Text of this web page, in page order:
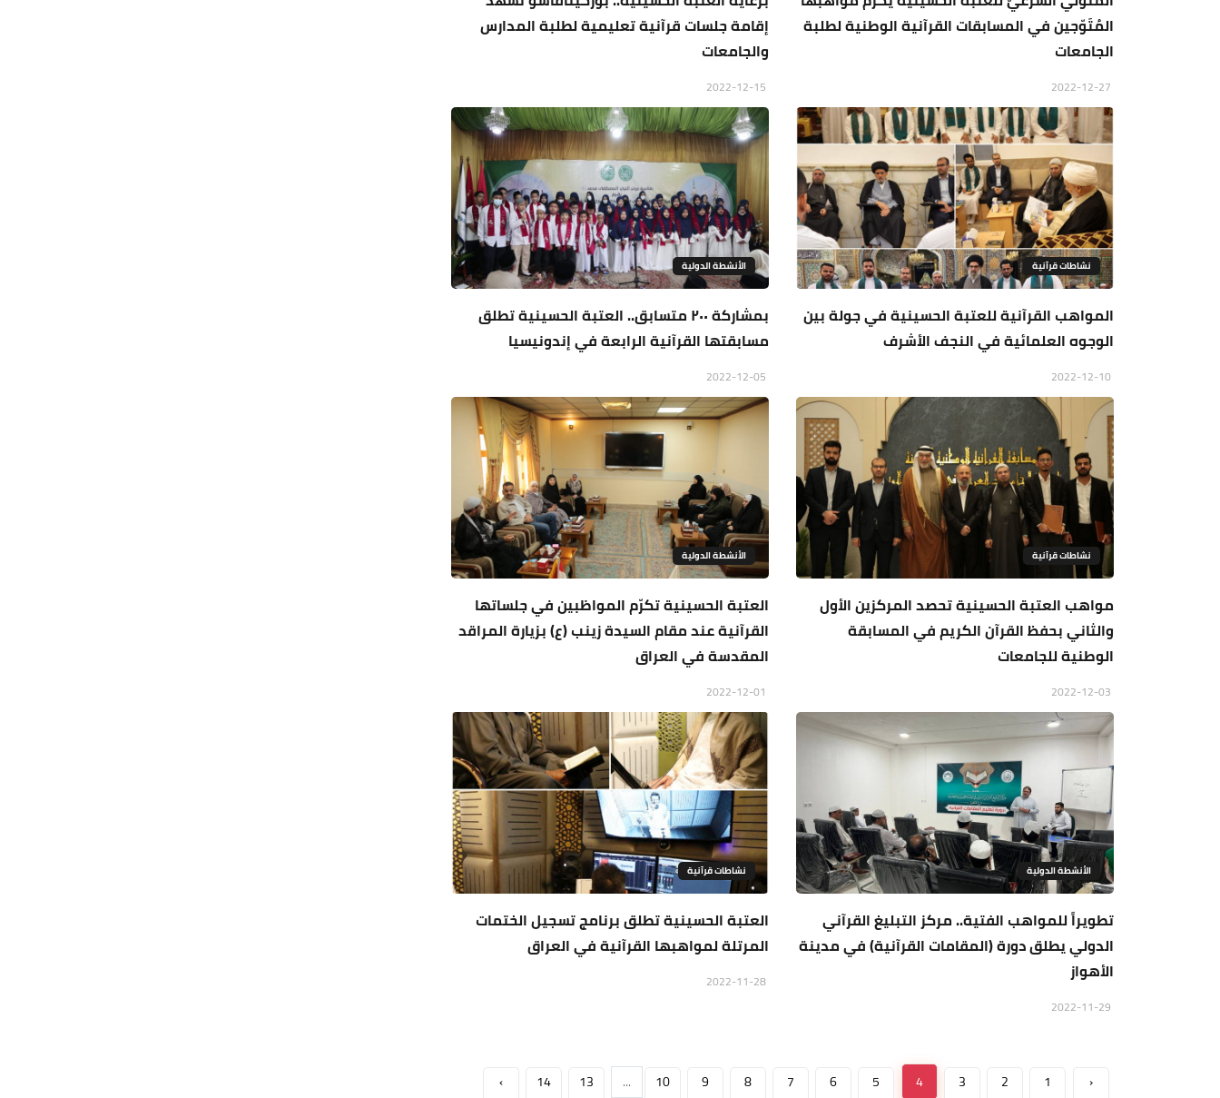
المُتَوّجين في المسابقات القرآنية الوطنية لطلبة
الجامعات
إقامة جلسات قرآنية تعليمية لطلبة المدارس
والجامعات
نشاطات قرآنية
المواهب القرآنية للعتبة الحسينية في جولة بين
الوجوه العلمائية في النجف الأشرف
الأنشطة الدولية
بمشاركة ٢٠٠ متسابق.. العتبة الحسينية تطلق
مسابقتها القرآنية الرابعة في إندونيسيا
نشاطات قرآنية
مواهب العتبة الحسينية تحصد المركزين الأول
والثاني بحفظ القرآن الكريم في المسابقة
الوطنية للجامعات
الأنشطة الدولية
العتبة الحسينية تكرّم المواظبين في جلساتها
القرآنية عند مقام السيدة زينب (ع) بزيارة المراقد
المقدسة في العراق
الأنشطة الدولية
تطويراً للمواهب الفتية.. مركز التبليغ القرآني
الدولي يطلق دورة (المقامات القرآنية) في مدينة
الأهواز
نشاطات قرآنية
العتبة الحسينية تطلق برنامج تسجيل الختمات
المرتلة لمواهبها القرآنية في العراق
‹
1
2
3
4
5
6
7
8
9
10
...
13
14
›